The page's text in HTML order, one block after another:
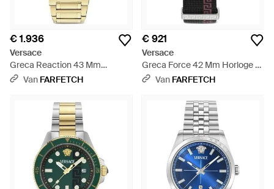
€ 1.936
Versace
Greca Reaction 43 Mm
Horloge - Metallic
Van FARFETCH
€ 921
Versace
Greca Force 42 Mm Horloge -
Zwart
Van FARFETCH